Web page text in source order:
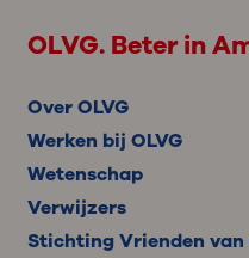
ontbreekt.
pas later bij de arts
Bent u langer dan
u een nieuwe
nodig.
Zonder verwijsbrief
zorgverzekeraar de
zelf de factuur
OLVG. Beter in
Over OLVG
Werken bij OLVG
Wetenschap
Verwijzers
Stichting Vrienden van